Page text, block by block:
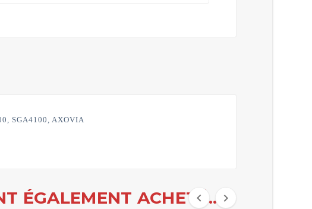
SGA4100, AXOVIA
ÉGALEMENT ACHETÉ...
 